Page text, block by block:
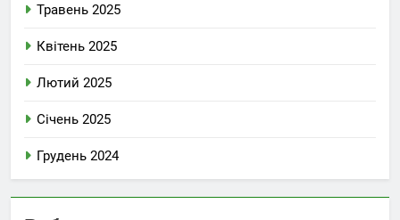
Травень 2025
Квітень 2025
Лютий 2025
Січень 2025
Грудень 2024